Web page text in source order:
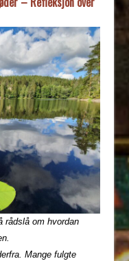
rådslå om hvordan
Mange fulgte